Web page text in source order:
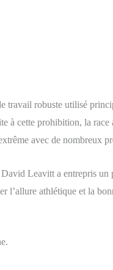
robuste utilisé
à cette prohibition, la
avec de nombreux
Leavitt a entrepris un
l’allure athlétique et la